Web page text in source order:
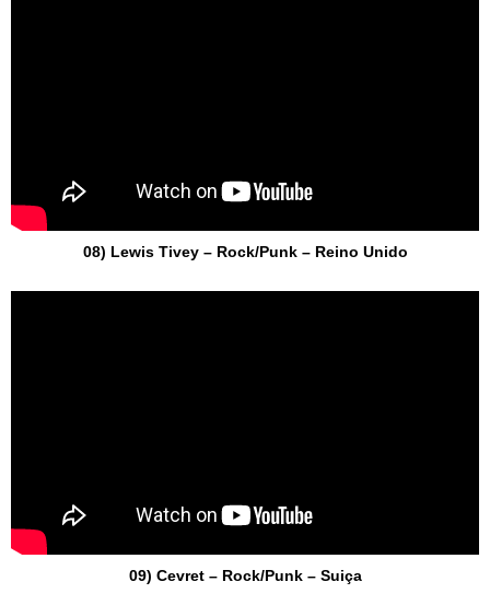
08) Lewis Tivey – Rock/Punk – Reino Unido
09) Cevret – Rock/Punk – Suiça